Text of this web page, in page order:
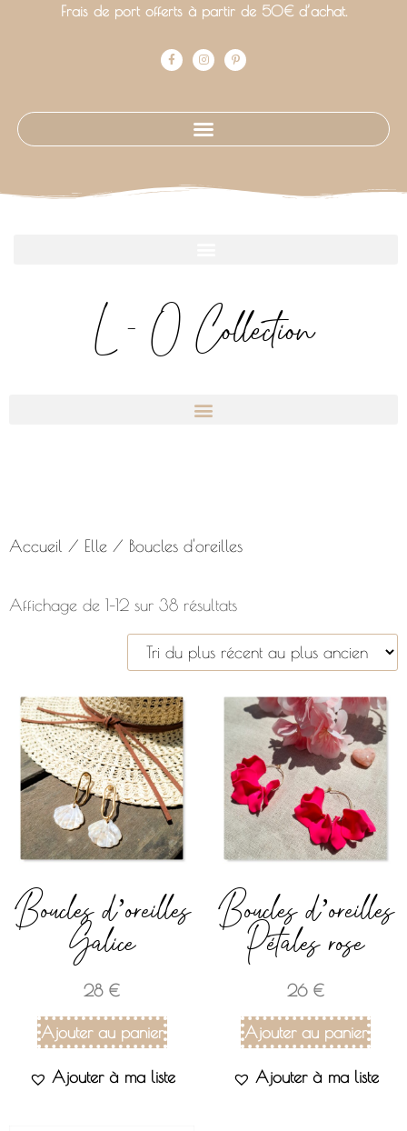
Frais de port offerts à partir de 50€ d’achat.
L - O Collection
Accueil / Elle / Boucles d'oreilles
Affichage de 1–12 sur 38 résultats
Boucles d’oreilles
Galice
28 €
Ajouter au panier
Ajouter à ma liste
Boucles d’oreilles
Pétales rose
26 €
Ajouter au panier
Ajouter à ma liste